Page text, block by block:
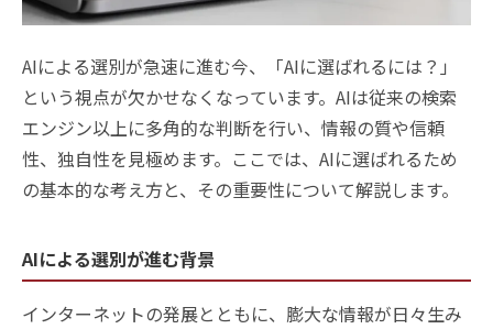
AIによる選別が急速に進む今、「AIに選ばれるには？」
という視点が欠かせなくなっています。AIは従来の検索
エンジン以上に多角的な判断を行い、情報の質や信頼
性、独自性を見極めます。ここでは、AIに選ばれるため
の基本的な考え方と、その重要性について解説します。
AIによる選別が進む背景
インターネットの発展とともに、膨大な情報が日々生み